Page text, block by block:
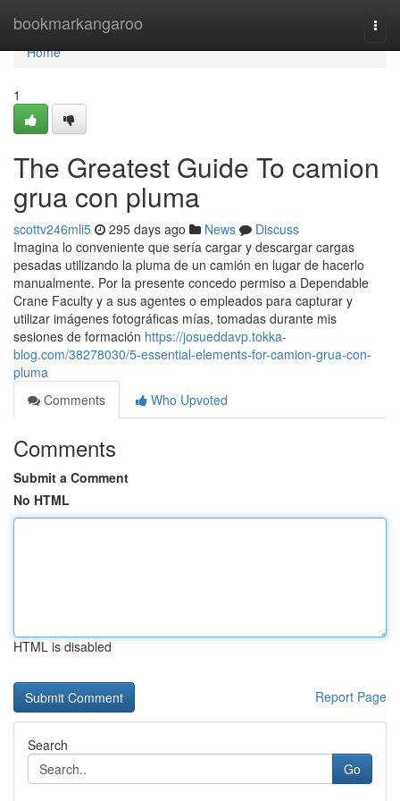
bookmarkangaroo
Home
Home
1
The Greatest Guide To camion
grua con pluma
scottv246mli5 295 days ago News
Discuss
Imagina lo conveniente que sería cargar y descargar cargas
pesadas utilizando la pluma de un camión en lugar de hacerlo
manualmente. Por la presente concedo permiso a Dependable
Crane Faculty y a sus agentes o empleados para capturar y
utilizar imágenes fotográficas mías, tomadas durante mis
sesiones de formación https://josueddavp.tokka-
blog.com/38278030/5-essential-elements-for-camion-grua-con-
pluma
Comments
Who Upvoted
Comments
Submit a Comment
No HTML
HTML is disabled
Report Page
Search
Go